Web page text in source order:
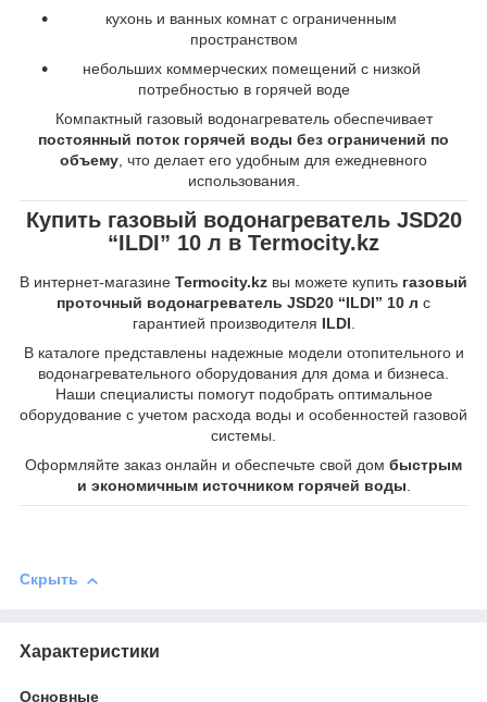
кухонь и ванных комнат с ограниченным
пространством
небольших коммерческих помещений с низкой
потребностью в горячей воде
Компактный газовый водонагреватель обеспечивает
постоянный поток горячей воды без ограничений по
объему , что делает его удобным для ежедневного
использования.
Купить газовый водонагреватель JSD20
“ILDI” 10 л в Termocity.kz
В интернет-магазине Termocity.kz вы можете купить газовый
проточный водонагреватель JSD20 “ILDI” 10 л с
гарантией производителя ILDI
В каталоге представлены надежные модели отопительного и
водонагревательного оборудования для дома и бизнеса.
Наши специалисты помогут подобрать оптимальное
оборудование с учетом расхода воды и особенностей газовой
системы.
Оформляйте заказ онлайн и обеспечьте свой дом быстрым
и экономичным источником горячей воды
Скрыть
Характеристики
Основные